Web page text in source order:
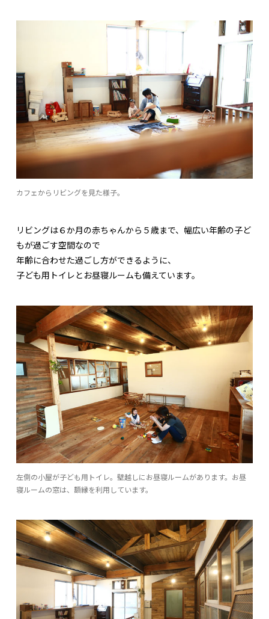
カフェからリビングを見た様子。
リビングは６か月の赤ちゃんから５歳まで、幅広い年齢の子ど
もが過ごす空間なので
年齢に合わせた過ごし方ができるように、
子ども用トイレとお昼寝ルームも備えています。
左側の小屋が子ども用トイレ。壁越しにお昼寝ルームがあります。お昼
寝ルームの窓は、額縁を利用しています。